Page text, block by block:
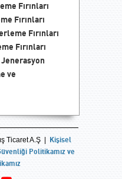
Fırınları
Fırınları
Fırınları
Fırınları
ve
Ticaret A.Ş |
Kişisel
Politikamız ve